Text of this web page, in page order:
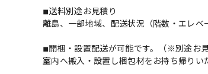
◾︎送料別途お見積り
離島、一部地域、配送状況（階数・エレベ
◾︎開梱・設置配送が可能です。（※別途お
室内へ搬入・設置し梱包材をお持ち帰りい